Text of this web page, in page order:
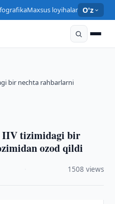
Maxsus loyihalar O'z
bir nechta rahbarlarni
IIV tizimidagi bir
ozod qildi
1508 views